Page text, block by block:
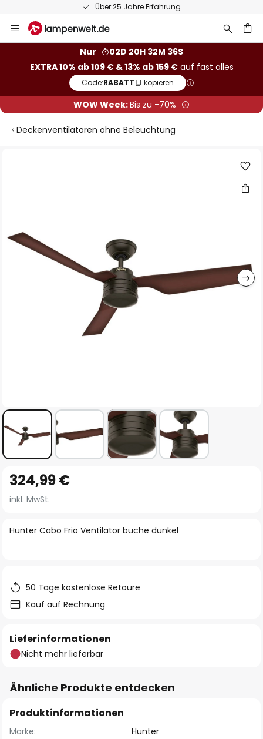
Über 25 Jahre Erfahrung
Inhalt
Nur
02D 20H 32M 35S
EXTRA 10% ab 109 € & 13% ab 159 €auf fast alles
Code:RABATT kopieren
WOW Week:Bis zu -70%
Deckenventilatoren ohne Beleuchtung
Anfang
der
springen
Hunter Cabo Frio Ventilator buche dunkel
324,99 €
inkl. MwSt.
50 Tage kostenlose Retoure
Kauf auf Rechnung
Lieferinformationen
Nicht mehr lieferbar
Ähnliche Produkte entdecken
Produktinformationen
Marke:
Hunter